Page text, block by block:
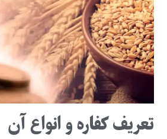
تعریف کفاره و انواع آن